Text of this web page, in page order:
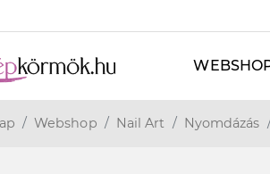
Webshop Nail Art Nyomdázás